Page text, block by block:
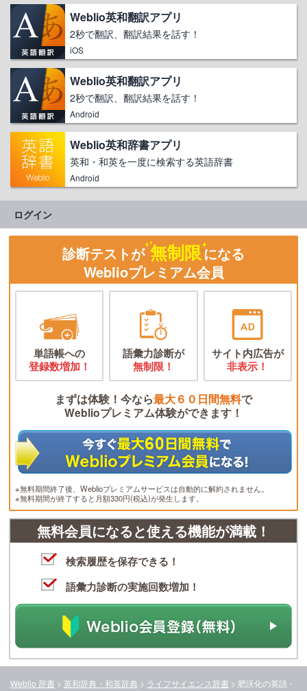
Weblio英和翻訳アプリ
2秒で翻訳、翻訳結果を話す！
iOS
Weblio英和翻訳アプリ
2秒で翻訳、翻訳結果を話す！
Android
Weblio英和辞書アプリ
英和・和英を一度に検索する英語辞書
Android
ログイン
診断テストが 無制限になる
Weblioプレミアム会員
単語帳への
登録数増加！
語彙力診断が
無制限！
サイト内広告が
非表示！
まずは体験！今なら最大６０日間無料で
Weblioプレミアム体験ができます！
※無料期間終了後、Weblioプレミアムサービスは自動的に解約されません。
※無料期間が終了すると月額330円(税込)が発生します。
無料会員になると使える機能が満載！
検索履歴を保存できる！
語彙力診断の実施回数増加！
Weblio 辞書 > 英和辞典・和英辞典 > ライフサイエンス辞書 > 肥沃化の英語・